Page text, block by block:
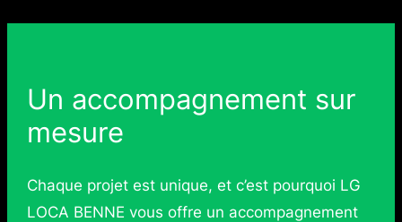
Un accompagnement sur
mesure
Chaque projet est unique, et c’est pourquoi LG
LOCA BENNE vous offre un accompagnement